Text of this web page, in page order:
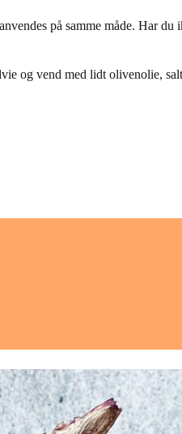
på samme måde. Har du
og vend med lidt olivenolie,